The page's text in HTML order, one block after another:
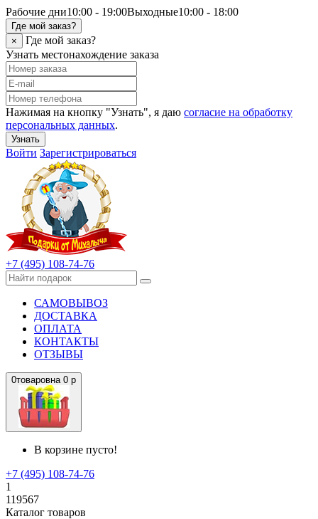
Рабочие дни10:00 - 19:00Выходные10:00 - 18:00
Где мой заказ?
×
Где мой заказ?
Узнать местонахождение заказа
Нажимая на кнопку "Узнать", я даю согласие на обработку
персональных данных.
Узнать
Войти Зарегистрироваться
+7 (495) 108-74-76
САМОВЫВОЗ
ДОСТАВКА
ОПЛАТА
КОНТАКТЫ
ОТЗЫВЫ
0товаровна 0 р
В корзине пусто!
+7 (495) 108-74-76
1
119567
Каталог товаров